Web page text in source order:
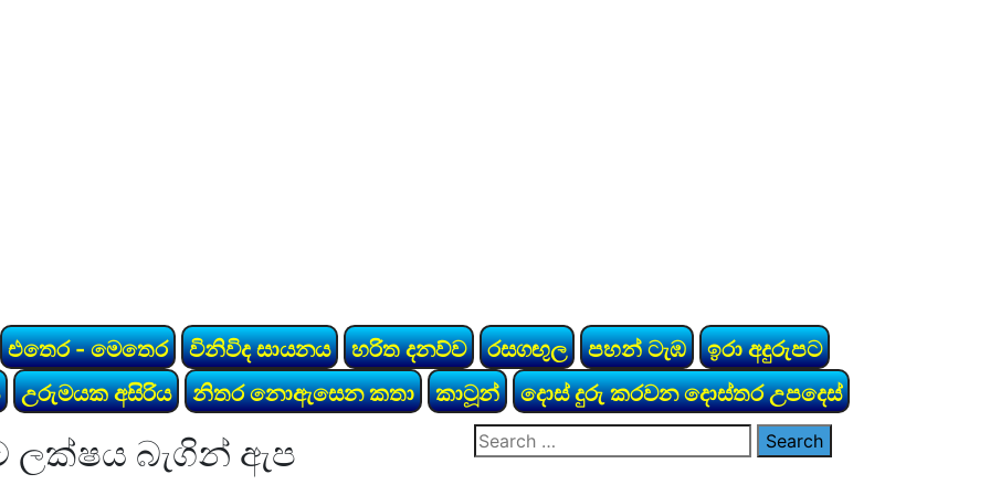
එතෙර - මෙතෙර විනිවිද සායනය හරිත දනව්ව රසගඟුල පහන් ටැඹ
ඉරා අදුරුපට
උරුමයක අසිරිය නිතර නොඇසෙන කතා කාටූන් දොස් දුරු කරවන දොස්තර උපදෙස්
ලක්ෂය බැගින් ඇප
Search
for: